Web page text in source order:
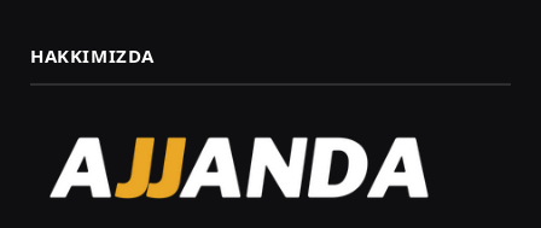
HAKKIMIZDA